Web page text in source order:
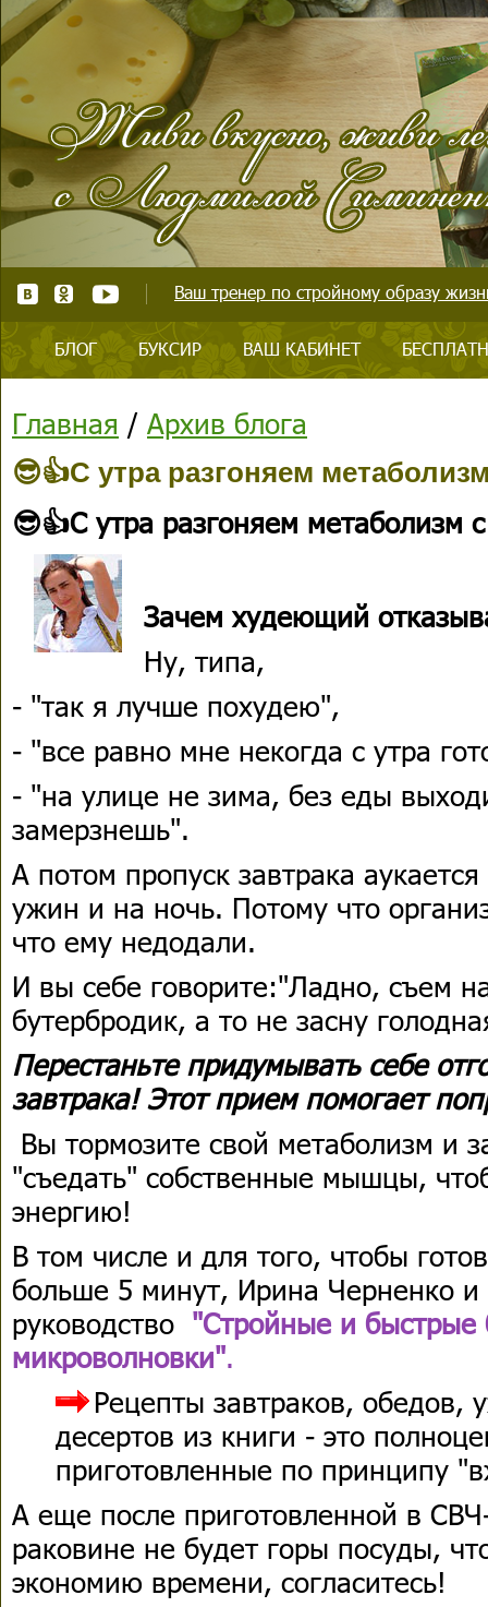
Ваш тренер по стройному образу
БЛОГ БУКСИР ВАШ КАБИНЕТ
Главная / Архив блога
😎👍С утра разгоняем
😎👍С утра разгоняем метаболизм
Зачем худеющий
Ну, типа,
- "так я лучше похудею",
- "все равно мне некогда с утра
- "на улице не зима, без еды
замерзнешь".
А потом пропуск завтрака
ужин и на ночь. Потому что
что ему недодали.
И вы себе говорите:"Ладно, съем
бутербродик, а то не засну
Перестаньте придумывать себе
завтрака! Этот прием помогает
Вы тормозите свой метаболизм и
"съедать" собственные мышцы,
энергию!
В том числе и для того, чтобы
больше 5 минут, Ирина Черненко и
руководство "Стройные и быстрые
микроволновки".
Рецепты завтраков, обедов,
десертов из книги - это
приготовленные по принципу
А еще после приготовленной в
раковине не будет горы посуды,
экономию времени, согласитесь!